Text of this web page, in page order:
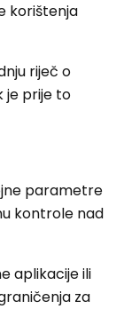
korištenja
riječ o
je prije to
parametre
kontrole nad
aplikacije ili
za